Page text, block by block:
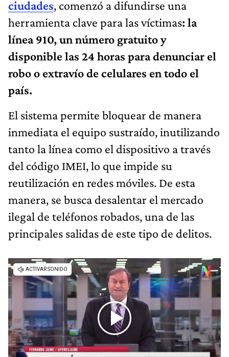
ciudades, comenzó a difundirse una
herramienta clave para las víctimas: la
línea 910, un número gratuito y
disponible las 24 horas para denunciar el
robo o extravío de celulares en todo el
país.
El sistema permite bloquear de manera
inmediata el equipo sustraído, inutilizando
tanto la línea como el dispositivo a través
del código IMEI, lo que impide su
reutilización en redes móviles. De esta
manera, se busca desalentar el mercado
ilegal de teléfonos robados, una de las
principales salidas de este tipo de delitos.